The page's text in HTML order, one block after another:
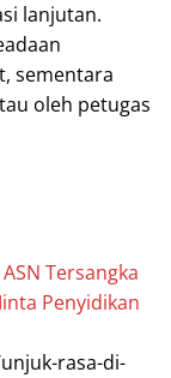
lanjutan.
sementara
oleh petugas
Tersangka
Penyidikan
rasa-di-